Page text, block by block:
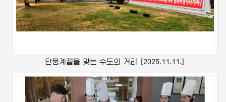
단풍계절을 맞는 수도의 거리 [2025.11.11.]